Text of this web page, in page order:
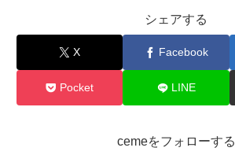
シェアする
X Facebook
Pocket LINE
cemeをフォローする